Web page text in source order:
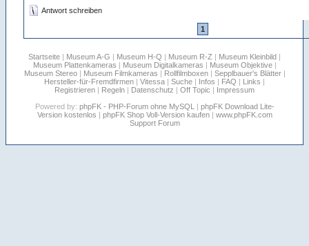
Antwort schreiben
1
Startseite | Museum A-G | Museum H-Q | Museum R-Z | Museum Kleinbild |
Museum Plattenkameras | Museum Digitalkameras | Museum Objektive|
Museum Stereo| Museum Filmkameras | Rollfilmboxen| Sepplbauer's Blätter|
Hersteller-für-Fremdfirmen | Vitessa | Suche | Infos | FAQ | Links |
Registrieren | Regeln | Datenschutz | Off Topic | Impressum
Powered by: phpFK - PHP-Forum ohne MySQL | phpFK Download Lite-
Version kostenlos | phpFK Shop Voll-Version kaufen| www.phpFK.com
Support Forum